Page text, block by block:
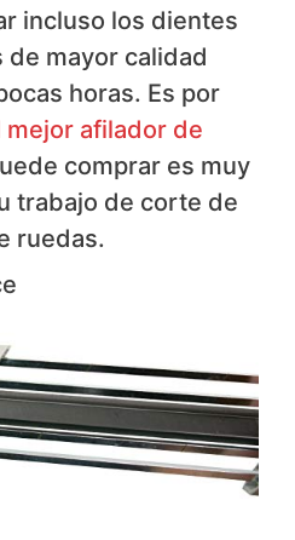
incluso los dientes
mayor calidad
horas. Es por
mejor afilador de
comprar es muy
trabajo de corte de
ruedas.